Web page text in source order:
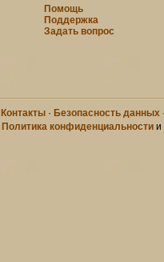
Помощь
Поддержка
Задать вопрос
Контакты· Безопасность данных·
Политика конфиденциальности и